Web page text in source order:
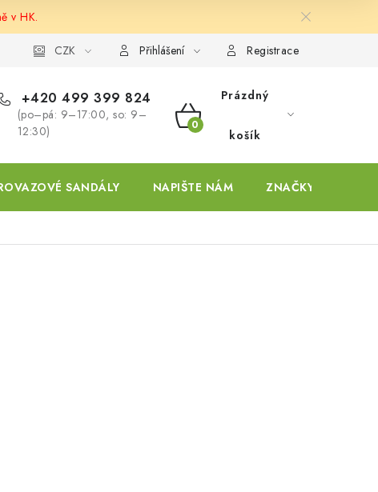
v HK.
CZK Přihlášení Registrace
+420 499 399 824
(po–pá: 9–17:00, so: 9–
12:30)
NÁKUPNÍ
KOŠÍK
Prázdný
košík
SANDÁLY NAPIŠTE NÁM ZNAČKY